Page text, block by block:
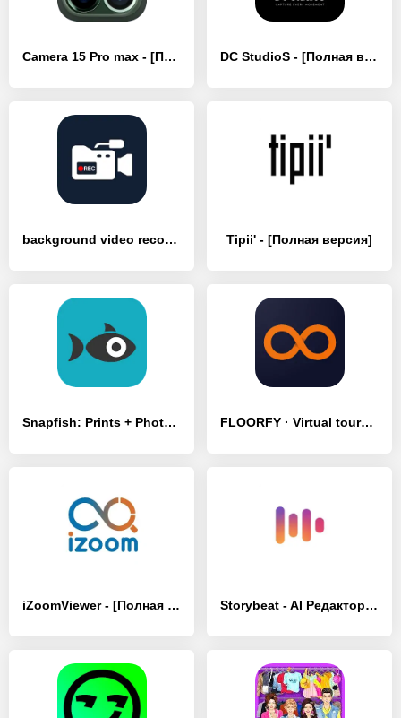
Camera 15 Pro max - [Полная версия] DC StudioS - [Полная версия]
background video recorder - [Полная версия] Tipii' - [Полная версия]
Snapfish: Prints + Photo Books - [Полная версия] FLOORFY · Virtual tours - [Полная версия]
iZoomViewer - [Полная версия] Storybeat - AI Редактор фото - [Полная версия]